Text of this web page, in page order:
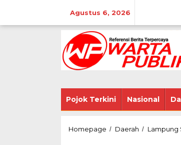
Agustus 6, 2026
Pojok Terkini Nasional
Homepage / Daerah / Lampung